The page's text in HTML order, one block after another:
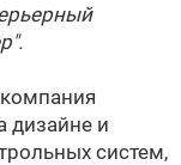
дизайне и
систем,